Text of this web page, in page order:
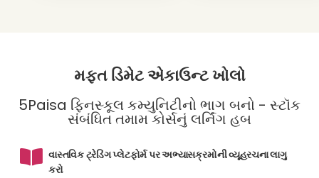
મફત ડિમેટ એકાઉન્ટ ખોલો
5Paisa ફિનસ્કૂલ કમ્યુનિટીનો ભાગ બનો - સ્ટૉક
સંબંધિત તમામ કોર્સનું લર્નિંગ હબ
વાસ્તવિક ટ્રેડિંગ પ્લેટફોર્મ પર અભ્યાસક્રમોની વ્યૂહરચના લાગુ
કરો